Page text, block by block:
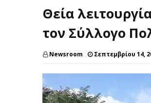
Θεία
τον Σύλλογο
Newsroom Σεπτεμβρίου 14,